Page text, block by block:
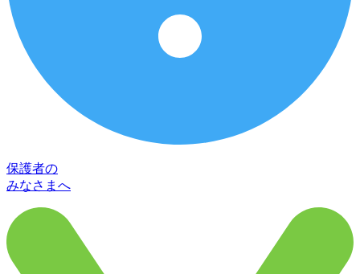
保護者の
みなさまへ